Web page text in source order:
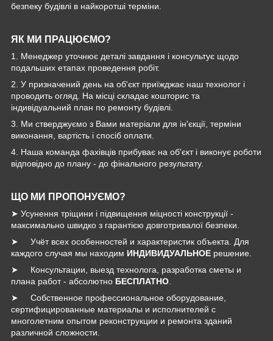
безпеку будівлі в найкоротші терміни.
ЯК МИ ПРАЦЮЄМО?
1. Менеджер уточнює деталі завдання і консультує щодо
подальших етапах проведення робіт.
2. У призначений день на об'єкт приїжджає наш технолог і
проводить огляд. На місці складає кошторис та
індивідуальний план по ремонту будівлі.
3. Ми стверджуємо з Вами матеріали для ін'єкції, терміни
виконання, вартість і спосіб оплати.
4. Наша команда фахівців прибуває на об'єкт і виконує роботи
відповідно до плану - до фінального результату.
ЩО МИ ПРОПОНУЄМО?
➤ Усунення тріщини і підвищення міцності конструкції -
максимально швидко з гарантією довготривалої безпеки.
➤ Учёт всех особенностей и характеристик объекта. Для
каждого случая мы находим ИНДИВИДУАЛЬНОЕ решение.
➤ Консультации, выезд технолога, разработка сметы и
плана работ - абсолютно БЕСПЛАТНО
➤ Собственное профессиональное оборудование,
сертифицированные материалы и исполнителей с
многолетним опытом реконструкции и ремонта зданий
различной сложности.